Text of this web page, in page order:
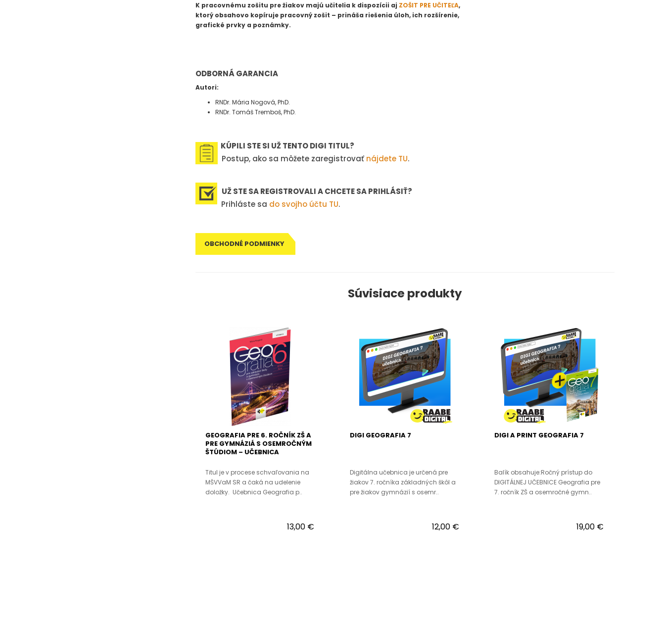
K pracovnému zošitu pre žiakov majú učitelia k dispozícii aj ZOŠIT PRE UČITEĽA,
ktorý obsahovo kopíruje pracovný zošit – prináša riešenia úloh, ich rozšírenie,
grafické prvky a poznámky.
ODBORNÁ GARANCIA
Autori:
RNDr. Mária Nogová, PhD.
RNDr. Tomáš Tremboš, PhD.
KÚPILI STE SI UŽ TENTO DIGI TITUL?
Postup, ako sa môžete zaregistrovať nájdete TU.
UŽ STE SA REGISTROVALI A CHCETE SA PRIHLÁSIŤ?
Prihláste sa do svojho účtu TU.
OBCHODNÉ PODMIENKY
Súvisiace produkty
GEOGRAFIA PRE 6. ROČNÍK ZŠ A
PRE GYMNÁZIÁ S OSEMROČNÝM
ŠTÚDIOM – UČEBNICA
Titul je v procese schvaľovania na
MŠVVaM SR a čaká na udelenie
doložky. Učebnica Geografia p..
13,00 €
DIGI GEOGRAFIA 7
Digitálna učebnica je určená pre
žiakov 7. ročníka základných škôl a
pre žiakov gymnázií s osemr..
12,00 €
DIGI A PRINT GEOGRAFIA 7
Balík obsahuje:Ročný prístup do
DIGITÁLNEJ UČEBNICE Geografia pre
7. ročník ZŠ a osemročné gymn..
19,00 €